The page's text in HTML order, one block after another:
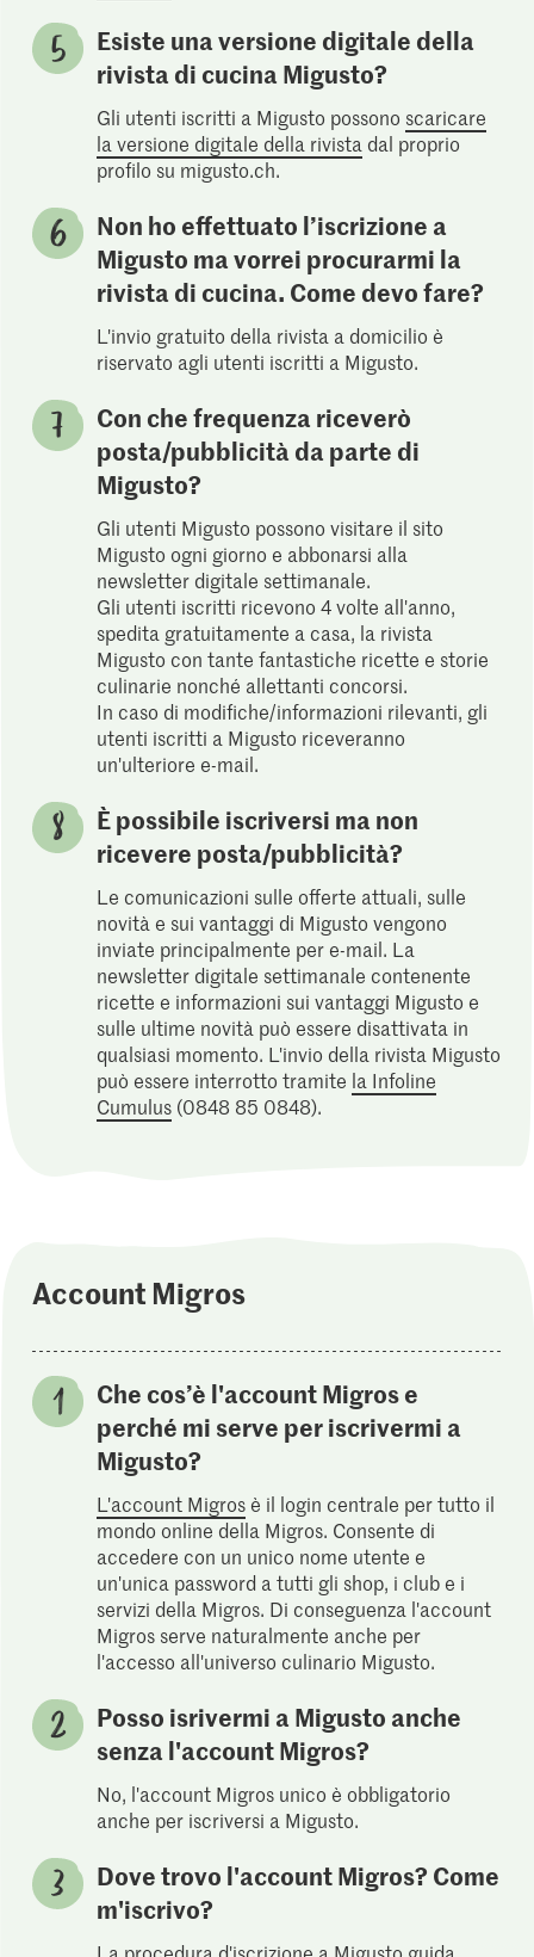
Esiste una versione digitale della
rivista di cucina Migusto?
Gli utenti iscritti a Migusto possono scaricare
la versione digitale della rivista dal proprio
profilo su migusto.ch.
Non ho effettuato l’iscrizione a
Migusto ma vorrei procurarmi la
rivista di cucina. Come devo fare?
L'invio gratuito della rivista a domicilio è
riservato agli utenti iscritti a Migusto.
Con che frequenza riceverò
posta/pubblicità da parte di
Migusto?
Gli utenti Migusto possono visitare il sito
Migusto ogni giorno e abbonarsi alla
newsletter digitale settimanale.
Gli utenti iscritti ricevono 4 volte all'anno,
spedita gratuitamente a casa, la rivista
Migusto con tante fantastiche ricette e storie
culinarie nonché allettanti concorsi.
In caso di modifiche/informazioni rilevanti, gli
utenti iscritti a Migusto riceveranno
un'ulteriore e-mail.
È possibile iscriversi ma non
ricevere posta/pubblicità?
Le comunicazioni sulle offerte attuali, sulle
novità e sui vantaggi di Migusto vengono
inviate principalmente per e-mail. La
newsletter digitale settimanale contenente
ricette e informazioni sui vantaggi Migusto e
sulle ultime novità può essere disattivata in
qualsiasi momento. L'invio della rivista Migusto
può essere interrotto tramite la Infoline
Cumulus (0848 85 0848).
Account Migros
Che cos’è l'account Migros e
perché mi serve per iscrivermi a
Migusto?
L'account Migrosè il login centrale per tutto il
mondo online della Migros. Consente di
accedere con un unico nome utente e
un'unica password a tutti gli shop, i club e i
servizi della Migros. Di conseguenza l'account
Migros serve naturalmente anche per
l'accesso all'universo culinario Migusto.
Posso isrivermi a Migusto anche
senza l'account Migros?
No, l'account Migros unico è obbligatorio
anche per iscriversi a Migusto.
Dove trovo l'account Migros? Come
m'iscrivo?